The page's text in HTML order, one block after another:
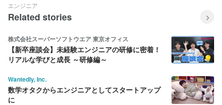
エンジニア
Related stories
株式会社スーパーソフトウエア 東京オフィス
【新卒座談会】未経験エンジニアの研修に密着！
リアルな学びと成長 ～研修編～
Wantedly, Inc.
数学オタクからエンジニアとしてスタートアップ
に